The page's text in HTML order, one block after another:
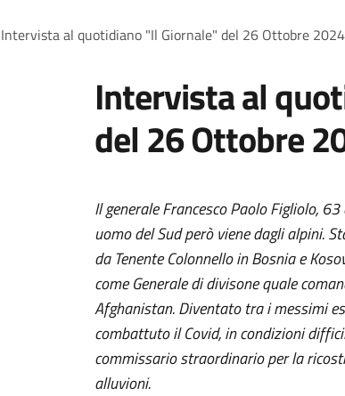
Intervista al quotidiano "Il Giornale" del 26 Ottobre 2024
Intervista al
del 26 Ottobre
Il generale Francesco Paolo Figliolo,
uomo del Sud però viene dagli alpini.
da Tenente Colonnello in Bosnia e
come Generale di divisone quale
Afghanistan. Diventato tra i messimi
combattuto il Covid, in condizioni
commissario straordinario per la
alluvioni.